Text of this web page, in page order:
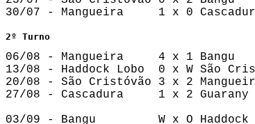
30/07 - Mangueira     1 x 0
2º Turno
06/08 - Mangueira     4 x 1 Bangu
13/08 - Haddock Lobo  0 x W São
20/08 - São Cristóvão 3 x 2
27/08 - Cascadura     1 x 2
03/09 - Bangu         W x O Haddock